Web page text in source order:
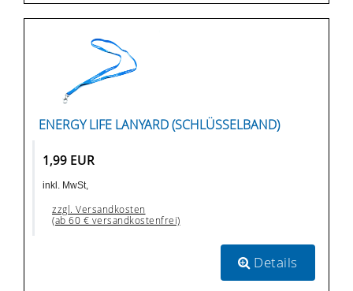
ENERGY LIFE LANYARD (SCHLÜSSELBAND)
1,99 EUR
inkl. MwSt,
zzgl. Versandkosten
(ab 60 € versandkostenfrei)
Details